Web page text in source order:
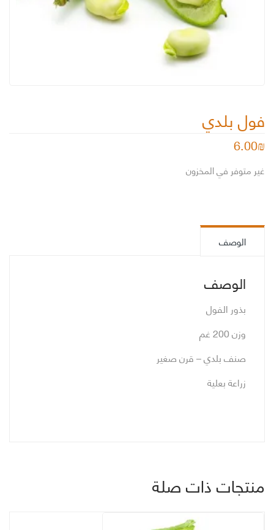
فول بلدي
6.00₪
غير متوفر في المخزون
الوصف
الوصف
بذور الفول
وزن 200 غم
صنف بلدي – قرن صغير
زراعة بعلية
منتجات ذات صلة